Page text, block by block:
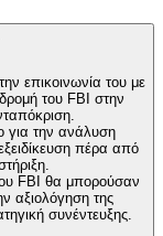
επικοινωνία του με
του FBI στην
για την ανάλυση
πέρα από
FBI θα μπορούσαν
αξιολόγηση της
συνέντευξης.